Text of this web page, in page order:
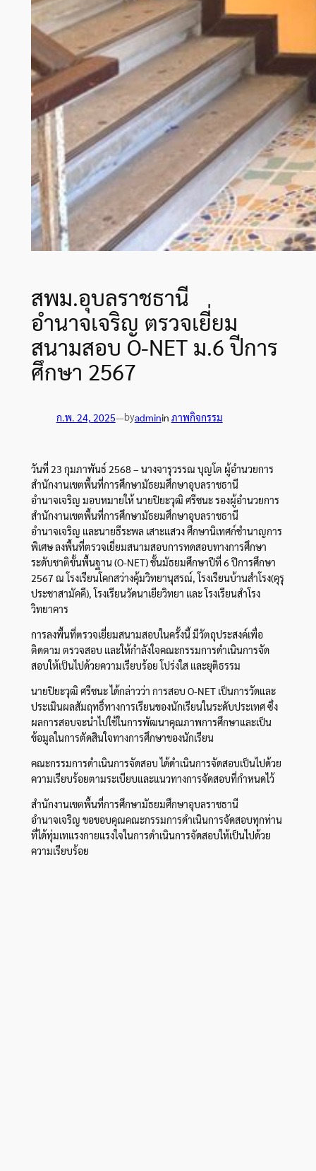
สพม.อุบลราชธานี
อำนาจเจริญ ตรวจเยี่ยม
สนามสอบ O-NET ม.6 ปีการ
ศึกษา 2567
ก.พ. 24, 2025—byadminin ภาพกิจกรรม
วันที่ 23 กุมภาพันธ์ 2568 – นางจารุวรรณ บุญโต ผู้อำนวยการ
สำนักงานเขตพื้นที่การศึกษามัธยมศึกษาอุบลราชธานี
อำนาจเจริญ มอบหมายให้ นายปิยะวุฒิ ศรีชนะ รองผู้อำนวยการ
สำนักงานเขตพื้นที่การศึกษามัธยมศึกษาอุบลราชธานี
อำนาจเจริญ และนายธีระพล เสาะแสวง ศึกษานิเทศก์ชำนาญการ
พิเศษ ลงพื้นที่ตรวจเยี่ยมสนามสอบการทดสอบทางการศึกษา
ระดับชาติขั้นพื้นฐาน (O-NET) ชั้นมัธยมศึกษาปีที่ 6 ปีการศึกษา
2567 ณโรงเรียนโคกสว่างคุ้มวิทยานุสรณ์, โรงเรียนบ้านสำโรง(คุรุ
ประชาสามัคคี), โรงเรียนวัดนาเยียวิทยา และ โรงเรียนสำโรง
วิทยาคาร
การลงพื้นที่ตรวจเยี่ยมสนามสอบในครั้งนี้ มีวัตถุประสงค์เพื่อ
ติดตาม ตรวจสอบ และให้กำลังใจคณะกรรมการดำเนินการจัด
สอบให้เป็นไปด้วยความเรียบร้อย โปร่งใส และยุติธรรม
นายปิยะวุฒิ ศรีชนะ ได้กล่าวว่า การสอบ O-NET เป็นการวัดและ
ประเมินผลสัมฤทธิ์ทางการเรียนของนักเรียนในระดับประเทศ ซึ่ง
ผลการสอบจะนำไปใช้ในการพัฒนาคุณภาพการศึกษาและเป็น
ข้อมูลในการตัดสินใจทางการศึกษาของนักเรียน
คณะกรรมการดำเนินการจัดสอบ ได้ดำเนินการจัดสอบเป็นไปด้วย
ความเรียบร้อยตามระเบียบและแนวทางการจัดสอบที่กำหนดไว้
สำนักงานเขตพื้นที่การศึกษามัธยมศึกษาอุบลราชธานี
อำนาจเจริญ ขอขอบคุณคณะกรรมการดำเนินการจัดสอบทุกท่าน
ที่ได้ทุ่มเทแรงกายแรงใจในการดำเนินการจัดสอบให้เป็นไปด้วย
ความเรียบร้อย